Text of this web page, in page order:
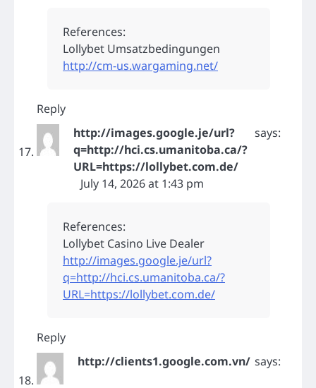
References:
Lollybet Umsatzbedingungen
http://cm-us.wargaming.net/
Reply
http://images.google.je/url?
q=http://hci.cs.umanitoba.ca/?
URL=https://lollybet.com.de/
says:
July 14, 2026 at 1:43 pm
References:
Lollybet Casino Live Dealer
http://images.google.je/url?
q=http://hci.cs.umanitoba.ca/?
URL=https://lollybet.com.de/
Reply
http://clients1.google.com.vn/ says: